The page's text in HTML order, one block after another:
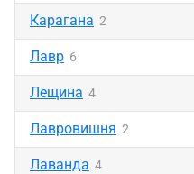
Карагана 2
Лавр 6
Лещина 4
Лавровишня 2
Лаванда 4